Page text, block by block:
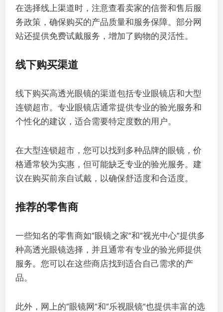
在选择线上渠道时，注意查看卖家的信誉和售后服
务政策，确保购买的产品质量和服务保障。部分网
站还提供免费试戴服务，增加了购物的灵活性。
线下购买渠道
线下购买高透光眼镜的渠道包括专业眼镜店和大型
连锁超市。专业眼镜店通常提供专业的验光服务和
个性化的建议，适合需要特定度数的用户。
在大型连锁超市，您可以找到多种品牌的眼镜，价
格通常较为实惠，但可能缺乏专业的验光服务。建
议在购买前亲自试戴，以确保舒适度和合适度。
推荐的零售商
一些知名的零售商如“眼镜之家”和“视光中心”提供多
种高透光眼镜选择，并且通常有专业的验光师提供
服务。您可以在这些商店找到适合自己需求的产
品。
此外，网上的“眼镜网”和“乐视眼镜”也提供丰富的选